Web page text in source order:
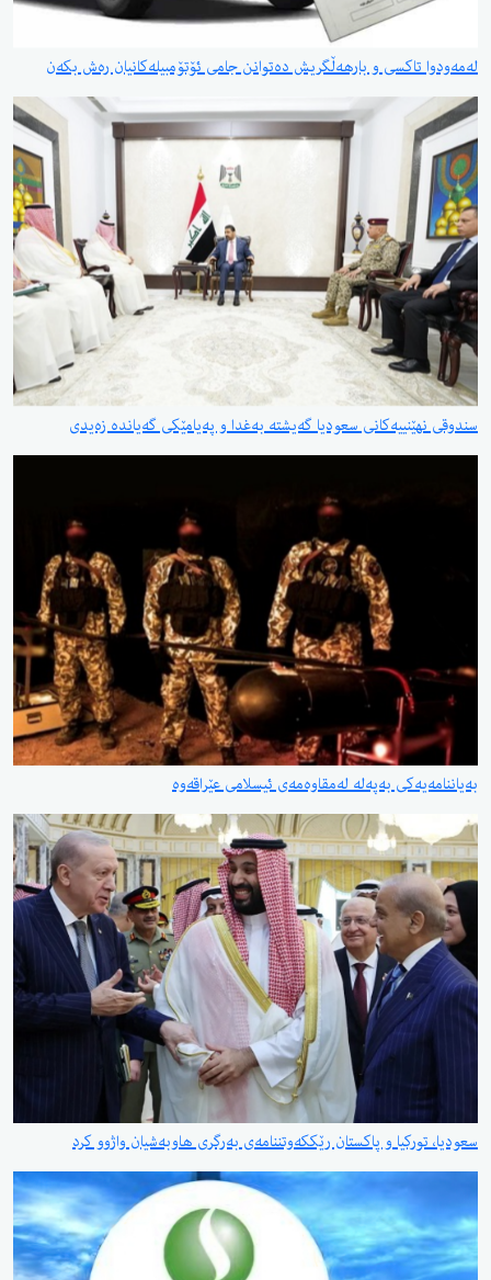
لەمەودوا تاکسی و بارهەڵگریش دەتوانن جامی ئۆتۆمبیلەکانیان رەش بکەن
سندوقی نهێنییەكانی سعودیا گەیشتە بەغدا و پەیامێكی گەیاندە زەیدی
بەیاننامەیەكی بەپەلە لەمقاوەمەی ئیسلامی عێراقەوە
سعودیا، تورکیا و پاکستان رێککەوتننامەی بەرگری هاوبەشیان واژوو کرد